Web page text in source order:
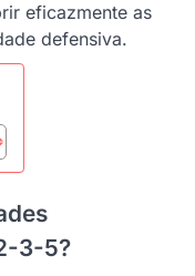
eficazmente as
defensiva.
3-5?